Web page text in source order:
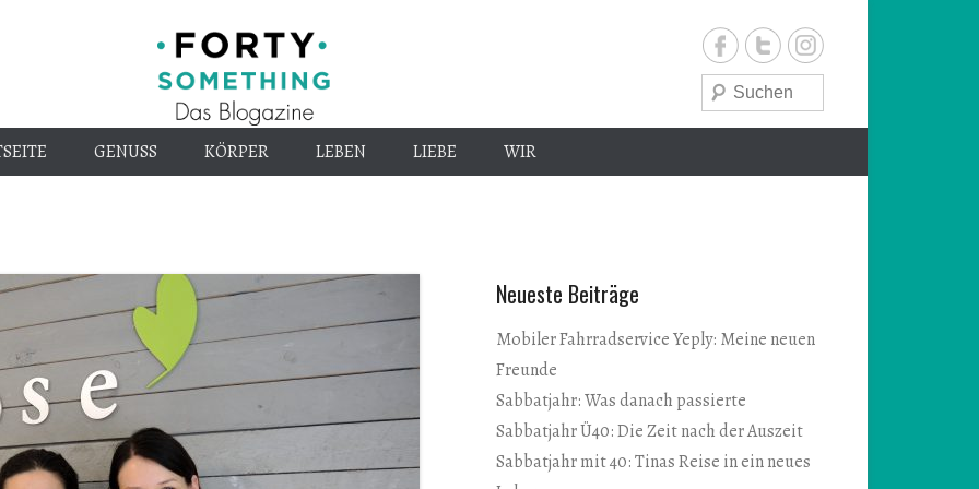
40-
Suche
GENUSS KÖRPER LEBEN LIEBE WIR
Neueste Beiträge
Mobiler Fahrradservice Yeply: Meine neuen
Freunde
Sabbatjahr: Was danach passierte
Sabbatjahr Ü40: Die Zeit nach der Auszeit
Sabbatjahr mit 40: Tinas Reise in ein neues